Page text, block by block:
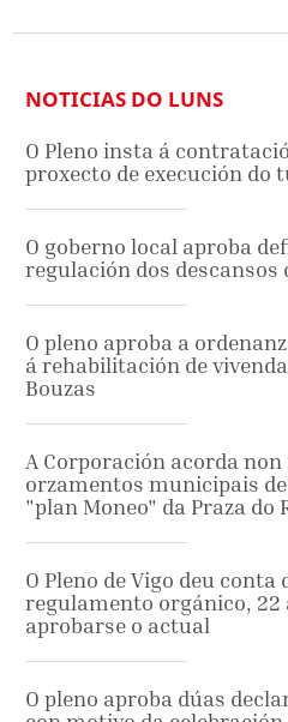
NOTICIAS DO LUNS
O Pleno insta á
proxecto de execución do
O goberno local aproba
regulación dos descansos
O pleno aproba a
á rehabilitación de
Bouzas
A Corporación acorda
orzamentos municipais
"plan Moneo" da Praza do
O Pleno de Vigo deu conta
regulamento orgánico, 22
aprobarse o actual
O pleno aproba dúas